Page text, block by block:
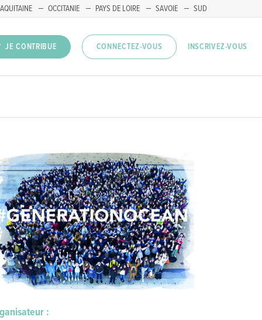
OCCITANIE PAYS DE LOIRE SAVOIE SUD
JE CONTRIBUE CONNECTEZ-VOUS INSCRIVEZ-VOUS
: